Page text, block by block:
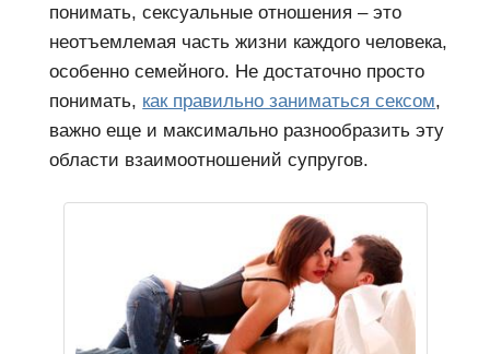
понимать, сексуальные отношения – это
неотъемлемая часть жизни каждого человека,
особенно семейного. Не достаточно просто
понимать, как правильно заниматься сексом,
важно еще и максимально разнообразить эту
области взаимоотношений супругов.